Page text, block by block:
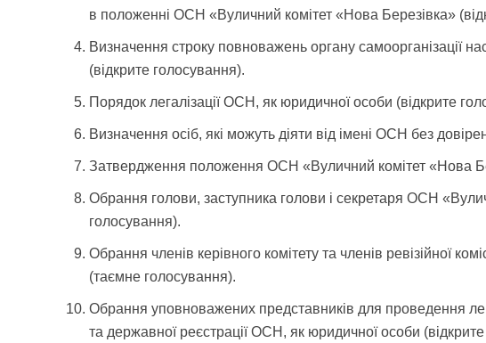
в положенні ОСН «Вуличний комітет «Нова Березівка»
Визначення строку повноважень органу самоорганізації
(відкрите голосування).
Порядок легалізації ОСН, як юридичної особи (відкрите
Визначення осіб, які можуть діяти від імені ОСН без
Затвердження положення ОСН «Вуличний комітет «Нова
Обрання голови, заступника голови і секретаря ОСН
голосування).
Обрання членів керівного комітету та членів ревізійної
(таємне голосування).
Обрання уповноважених представників для проведення
та державної реєстрації ОСН, як юридичної особи